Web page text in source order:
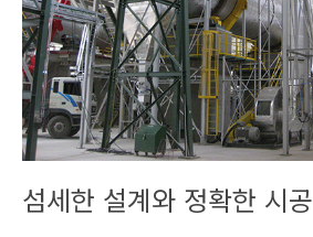
섬세한 설계와 정확한 시공